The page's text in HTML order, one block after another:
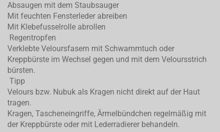
Absaugen mit dem Staubsauger
Mit feuchten Fensterleder abreiben
Mit Klebefusselrolle abrollen
Regentropfen
Verklebte Veloursfasern mit Schwammtuch oder
Kreppbürste im Wechsel gegen und mit dem Veloursstrich
bürsten.
Tipp
Velours bzw. Nubuk als Kragen nicht direkt auf der Haut
tragen.
Kragen, Tascheneingriffe, Ärmelbündchen regelmäßig mit
der Kreppbürste oder mit Lederradierer behandeln.